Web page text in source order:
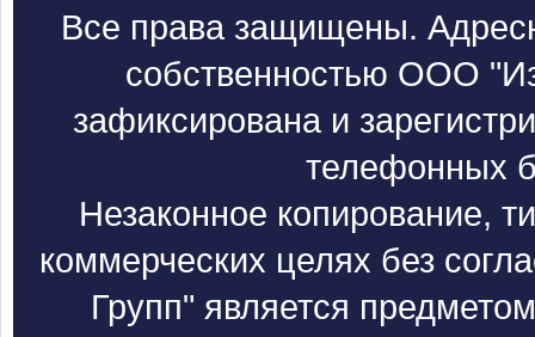
Все права защищены.
собственностью ООО
зафиксирована и
телефонных
Незаконное копирование,
коммерческих целях без
Групп" является